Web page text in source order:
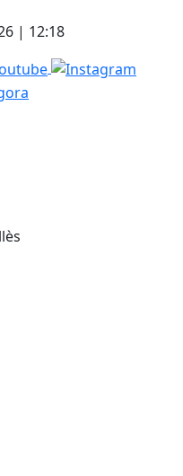
| 12:18